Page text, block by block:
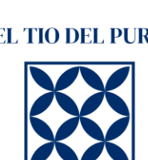
TIGER MIEL 13X66 1ª